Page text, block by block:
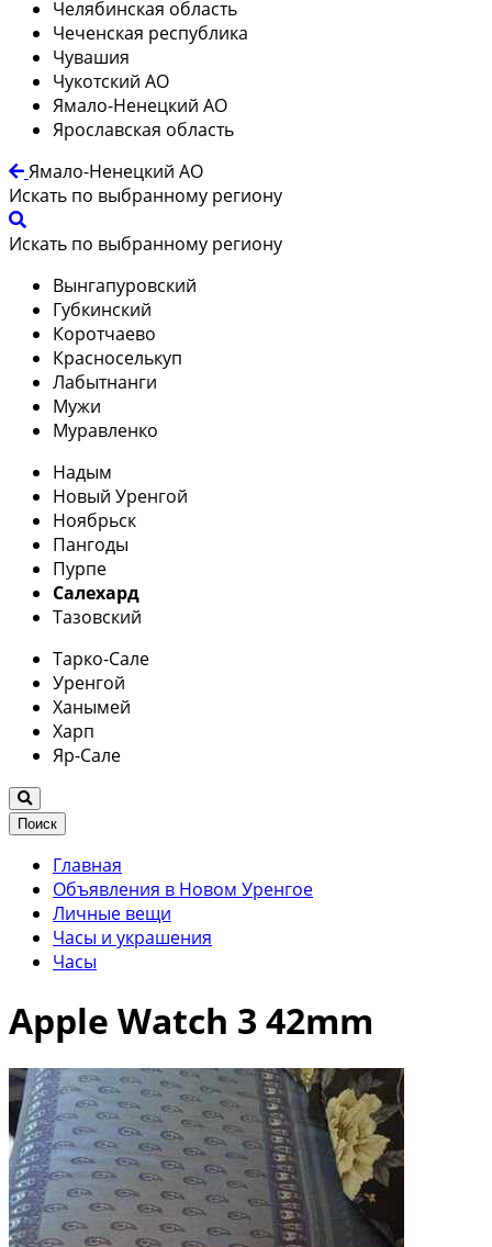
Челябинская область
Чеченская республика
Чувашия
Чукотский АО
Ямало-Ненецкий АО
Ярославская область
Ямало-Ненецкий АО
Искать по выбранному региону
Искать по выбранному региону
Вынгапуровский
Губкинский
Коротчаево
Красноселькуп
Лабытнанги
Мужи
Муравленко
Надым
Новый Уренгой
Ноябрьск
Пангоды
Пурпе
Салехард
Тазовский
Тарко-Сале
Уренгой
Ханымей
Харп
Яр-Сале
Поиск
Главная
Объявления в Новом Уренгое
Личные вещи
Часы и украшения
Часы
Apple Watch 3 42mm